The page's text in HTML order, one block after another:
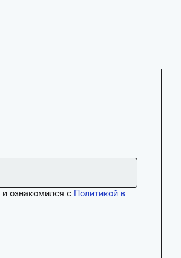
и ознакомился с Политикой в